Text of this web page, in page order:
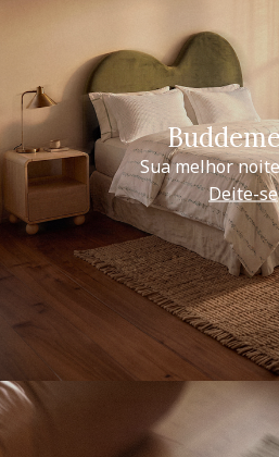
Sua melhor
Deite-se